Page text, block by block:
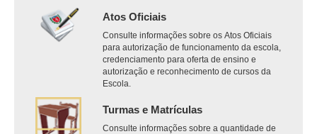
Atos Oficiais
Consulte informações sobre os Atos Oficiais
para autorização de funcionamento da escola,
credenciamento para oferta de ensino e
autorização e reconhecimento de cursos da
Escola.
Turmas e Matrículas
Consulte informações sobre a quantidade de